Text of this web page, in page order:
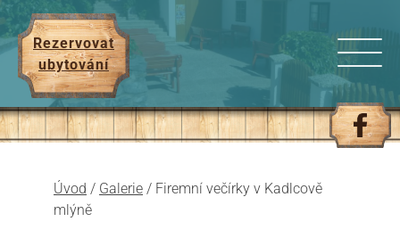
Rezervovat
ubytování
Úvod / Galerie / Firemní večírky v Kadlcově
mlýně